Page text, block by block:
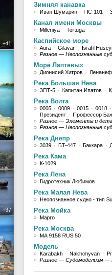
+41
+39
+37
Зимняя канавка
» Иван Шумарин · ПС-101 ·
Канал имени Москвы
» Milleniya · Tortuga
Каспийское море
» Aura · Gilavar · Israfil
» Разное — Неопознанные
Море Лаптевых
» Дионисий Хитров ·
Река Большая Нева
» ЗПТ-5 · Капитан Ипатов ·
Река Волга
» 0005 · 0009 · 0015 · 0018 ·
Президент · Профессор
» Разное — Элементы и
» Разное — Неопознанные
Река Днепр
» 3039 · БТ-447 · Баккара ·
Река Кама
» К-1029
Река Лена
» Гидротехник Любимов
Река Малая Нева
» Неопознанное судно - тип
Река Мойка
» Марго
Река Москва
» МА 9158 RUS 50
Модель
» Karabakh · Nakhchyvan ·
» Разное — Судомоделизм —